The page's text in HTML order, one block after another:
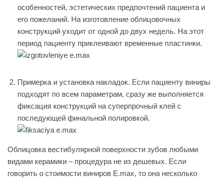
особенностей, эстетических предпочтений пациента и
его пожеланий. На изготовление облицовочных
конструкций уходит от одной до двух недель. На этот
период пациенту приклеивают временные пластинки.
Примерка и установка накладок. Если пациенту виниры
подходят по всем параметрам, сразу же выполняется
фиксация конструкций на суперпрочный клей с
последующей финальной полировкой.
Облицовка вестибулярной поверхности зубов любыми
видами керамики – процедура не из дешевых. Если
говорить о стоимости виниров E.max, то она несколько